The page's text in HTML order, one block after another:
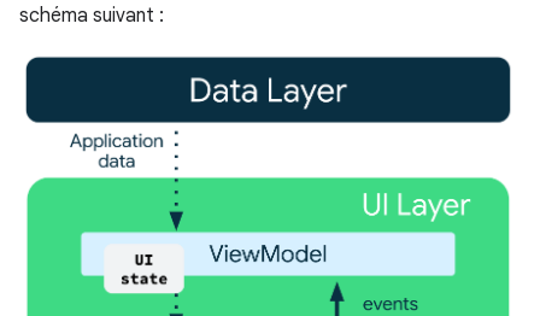
schéma suivant :